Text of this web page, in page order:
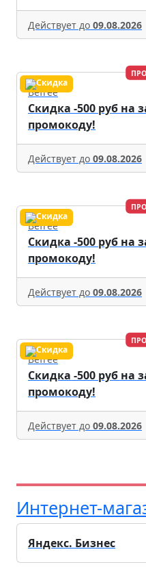
Действует до 09.08.2026
Befree
Скидка -500 руб на
промокоду!
Действует до 09.08.2026
Befree
Скидка -500 руб на
промокоду!
Действует до 09.08.2026
Befree
Скидка -500 руб на
промокоду!
Действует до 09.08.2026
Интернет-
Яндекс. Бизнес